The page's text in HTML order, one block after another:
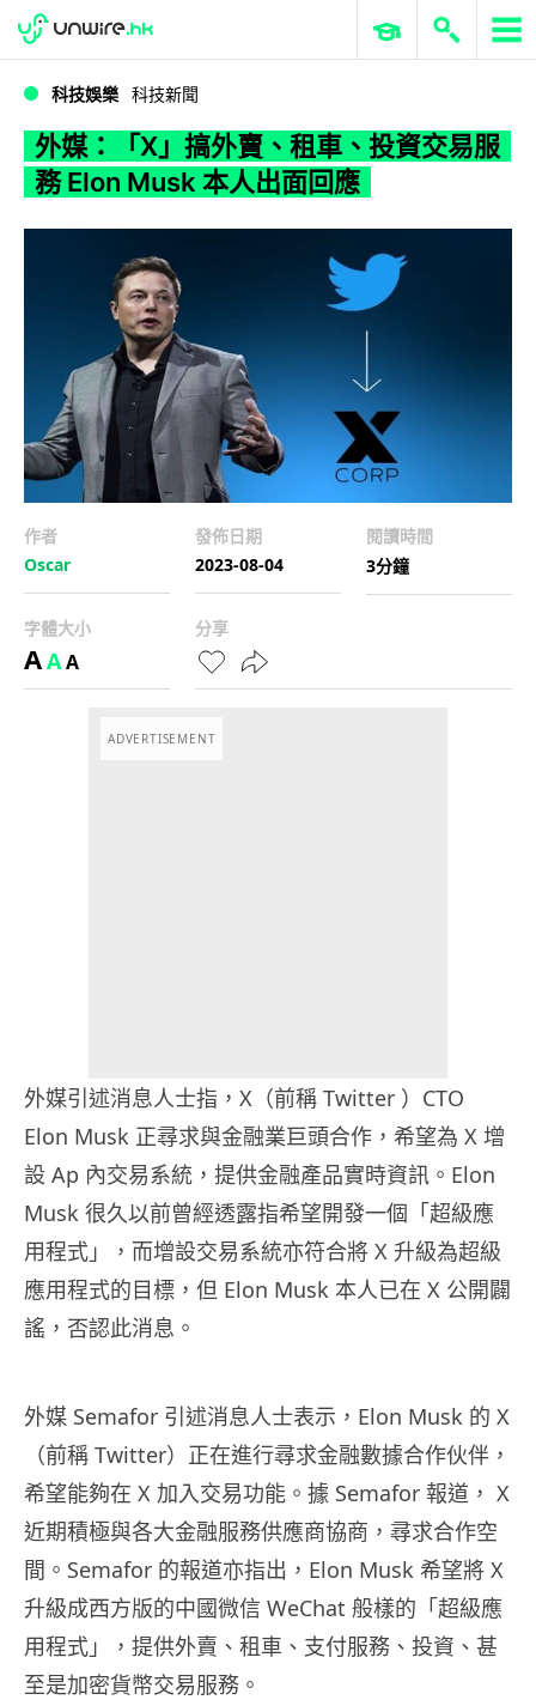
WWDC 2026 ERP 與商業 AI
科技娛樂 科技新聞
外媒：「X」搞外賣、租車、投資交易服
務 Elon Musk 本人出面回應
作者
Oscar
發佈日期
2023-08-04
閱讀時間
3分鐘
字體大小
AAA
分享
ADVERTISEMENT
外媒引述消息人士指，X（前稱 Twitter ）CTO
Elon Musk 正尋求與金融業巨頭合作，希望為 X 增
設 Ap 內交易系統，提供金融產品實時資訊。Elon
Musk 很久以前曾經透露指希望開發一個「超級應
用程式」，而增設交易系統亦符合將 X 升級為超級
應用程式的目標，但 Elon Musk 本人已在 X 公開闢
謠，否認此消息。
外媒 Semafor 引述消息人士表示，Elon Musk 的 X
（前稱 Twitter）正在進行尋求金融數據合作伙伴，
希望能夠在 X 加入交易功能。據 Semafor 報道， X
近期積極與各大金融服務供應商協商，尋求合作空
間。Semafor 的報道亦指出，Elon Musk 希望將 X
升級成西方版的中國微信 WeChat 般樣的「超級應
用程式」，提供外賣、租車、支付服務、投資、甚
至是加密貨幣交易服務。